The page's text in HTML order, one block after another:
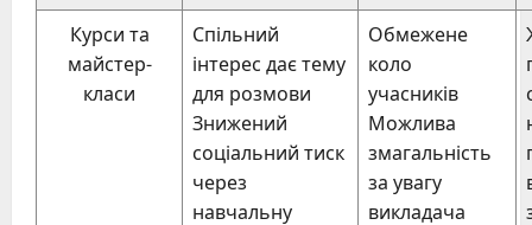
Курси та
майстер-
класи
Спільний
інтерес дає тему
для розмови
Знижений
соціальний тиск
через
навчальну
Обмежене
коло
учасників
Можлива
змагальність
за увагу
викладача